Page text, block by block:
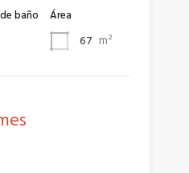
baño
Área
67 m²